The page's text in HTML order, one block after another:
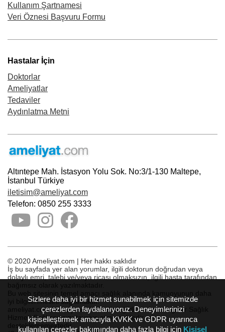
Sizlere daha iyi bir hizmet sunabilmek için sitemizde
çerezlerden faydalanıyoruz. Deneyimlerinizi
kişiselleştirmek amacıyla KVKK ve GDPR uyarınca
kullanılan çerezler bakımından daha fazla bilgi için Kişisel
Kullanım Şartnamesi
Veri Öznesi Başvuru Formu
Hastalar İçin
Doktorlar
Ameliyatlar
Tedaviler
Aydınlatma Metni
Altıntepe Mah. İstasyon Yolu Sok. No:3/1-130 Maltepe,
İstanbul Türkiye
iletisim@ameliyat.com
Telefon: 0850 255 3333
© 2020 Ameliyat.com | Her hakkı saklıdır
İş bu sayfada yer alan yorumlar, ilgili doktorun doğrudan veya
dolaylı emri, talebi ve/veya ricası olmaksızın, ilgili hasta tarafından
iyi bilgilenmesini sağlamaktır.
ameliyat.com bir başvuru hizmeti değildir ve herhangi bir Sağlık
Hizmeti Sağlayıcısını tavsiye etmemektedir veya
desteklememektedir.